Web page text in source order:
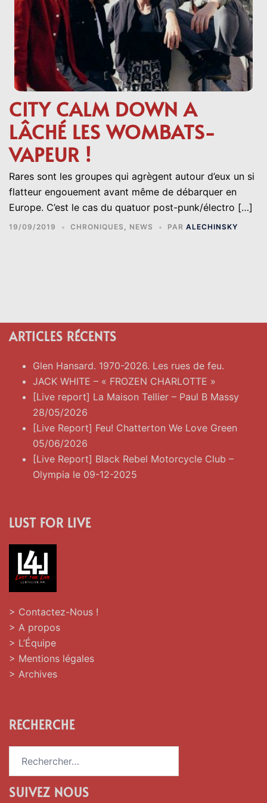
CITY CALM DOWN A
LÂCHÉ LES WOMBATS-
VAPEUR !
Rares sont les groupes qui agrègent autour d’eux un si
flatteur engouement avant même de débarquer en
Europe. C’est le cas du quatuor post-punk/électro […]
19/09/2019 CHRONIQUES , NEWS PAR ALECHINSKY
ARTICLES RÉCENTS
Glen Hansard. 1970-2026. Les rues de feu.
JACK WHITE – « FROZEN CHARLOTTE »
[Live report] La Maison Tellier – Paul B Massy
28/05/2026
[Live Report] Feu! Chatterton We Love Green
05/06/2026
[Live Report] Black Rebel Motorcycle Club –
Olympia le 09-12-2025
LUST FOR LIVE
> Contactez-Nous !
> A propos
> L’Équipe
> Mentions légales
> Archives
RECHERCHE
SUIVEZ NOUS